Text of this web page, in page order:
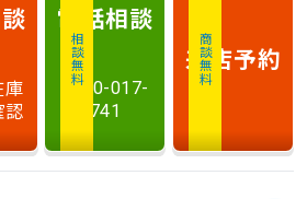
相談無料
電話相談
0120-017-
741
商談無料
来店予約